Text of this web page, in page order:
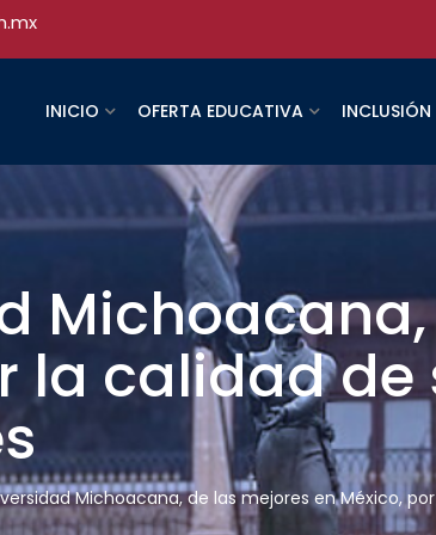
INICIO OFERTA EDUCATIVA INCLUSIÓN
la calidad de
Michoacana, de las mejores en México,